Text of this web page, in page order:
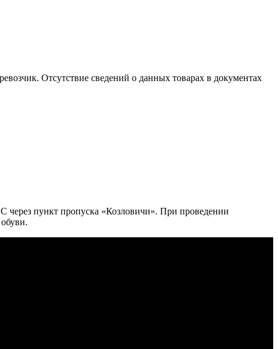
Отсутствие сведений о данных товарах в документах
через пункт пропуска «Козловичи». При проведении